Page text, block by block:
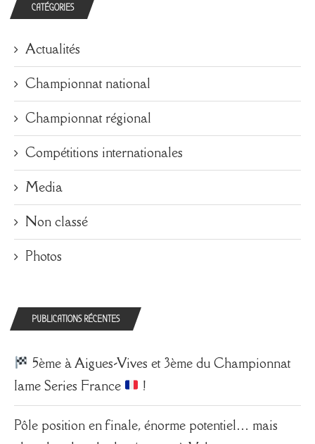
CATÉGORIES
Actualités
Championnat national
Championnat régional
Compétitions internationales
Media
Non classé
Photos
PUBLICATIONS RÉCENTES
5ème à Aigues-Vives et 3ème du Championnat
Iame Series France
!
Pôle position en finale, énorme potentiel… mais